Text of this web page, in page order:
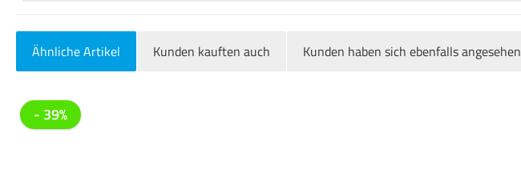
Ähnliche Artikel Kunden kauften auch Kunden haben sich ebenfalls angesehen
Produktgalerie überspringen
- 39%